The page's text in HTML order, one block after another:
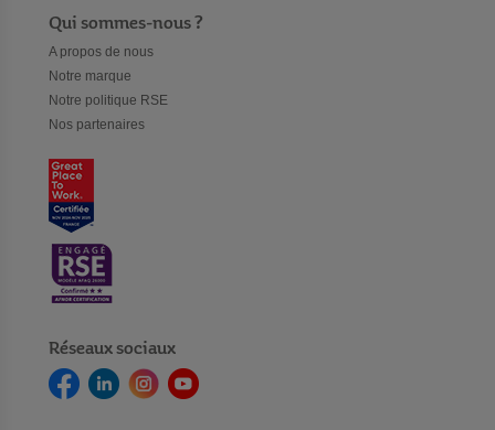
Qui sommes-nous ?
A propos de nous
Notre marque
Notre politique RSE
Nos partenaires
Réseaux sociaux